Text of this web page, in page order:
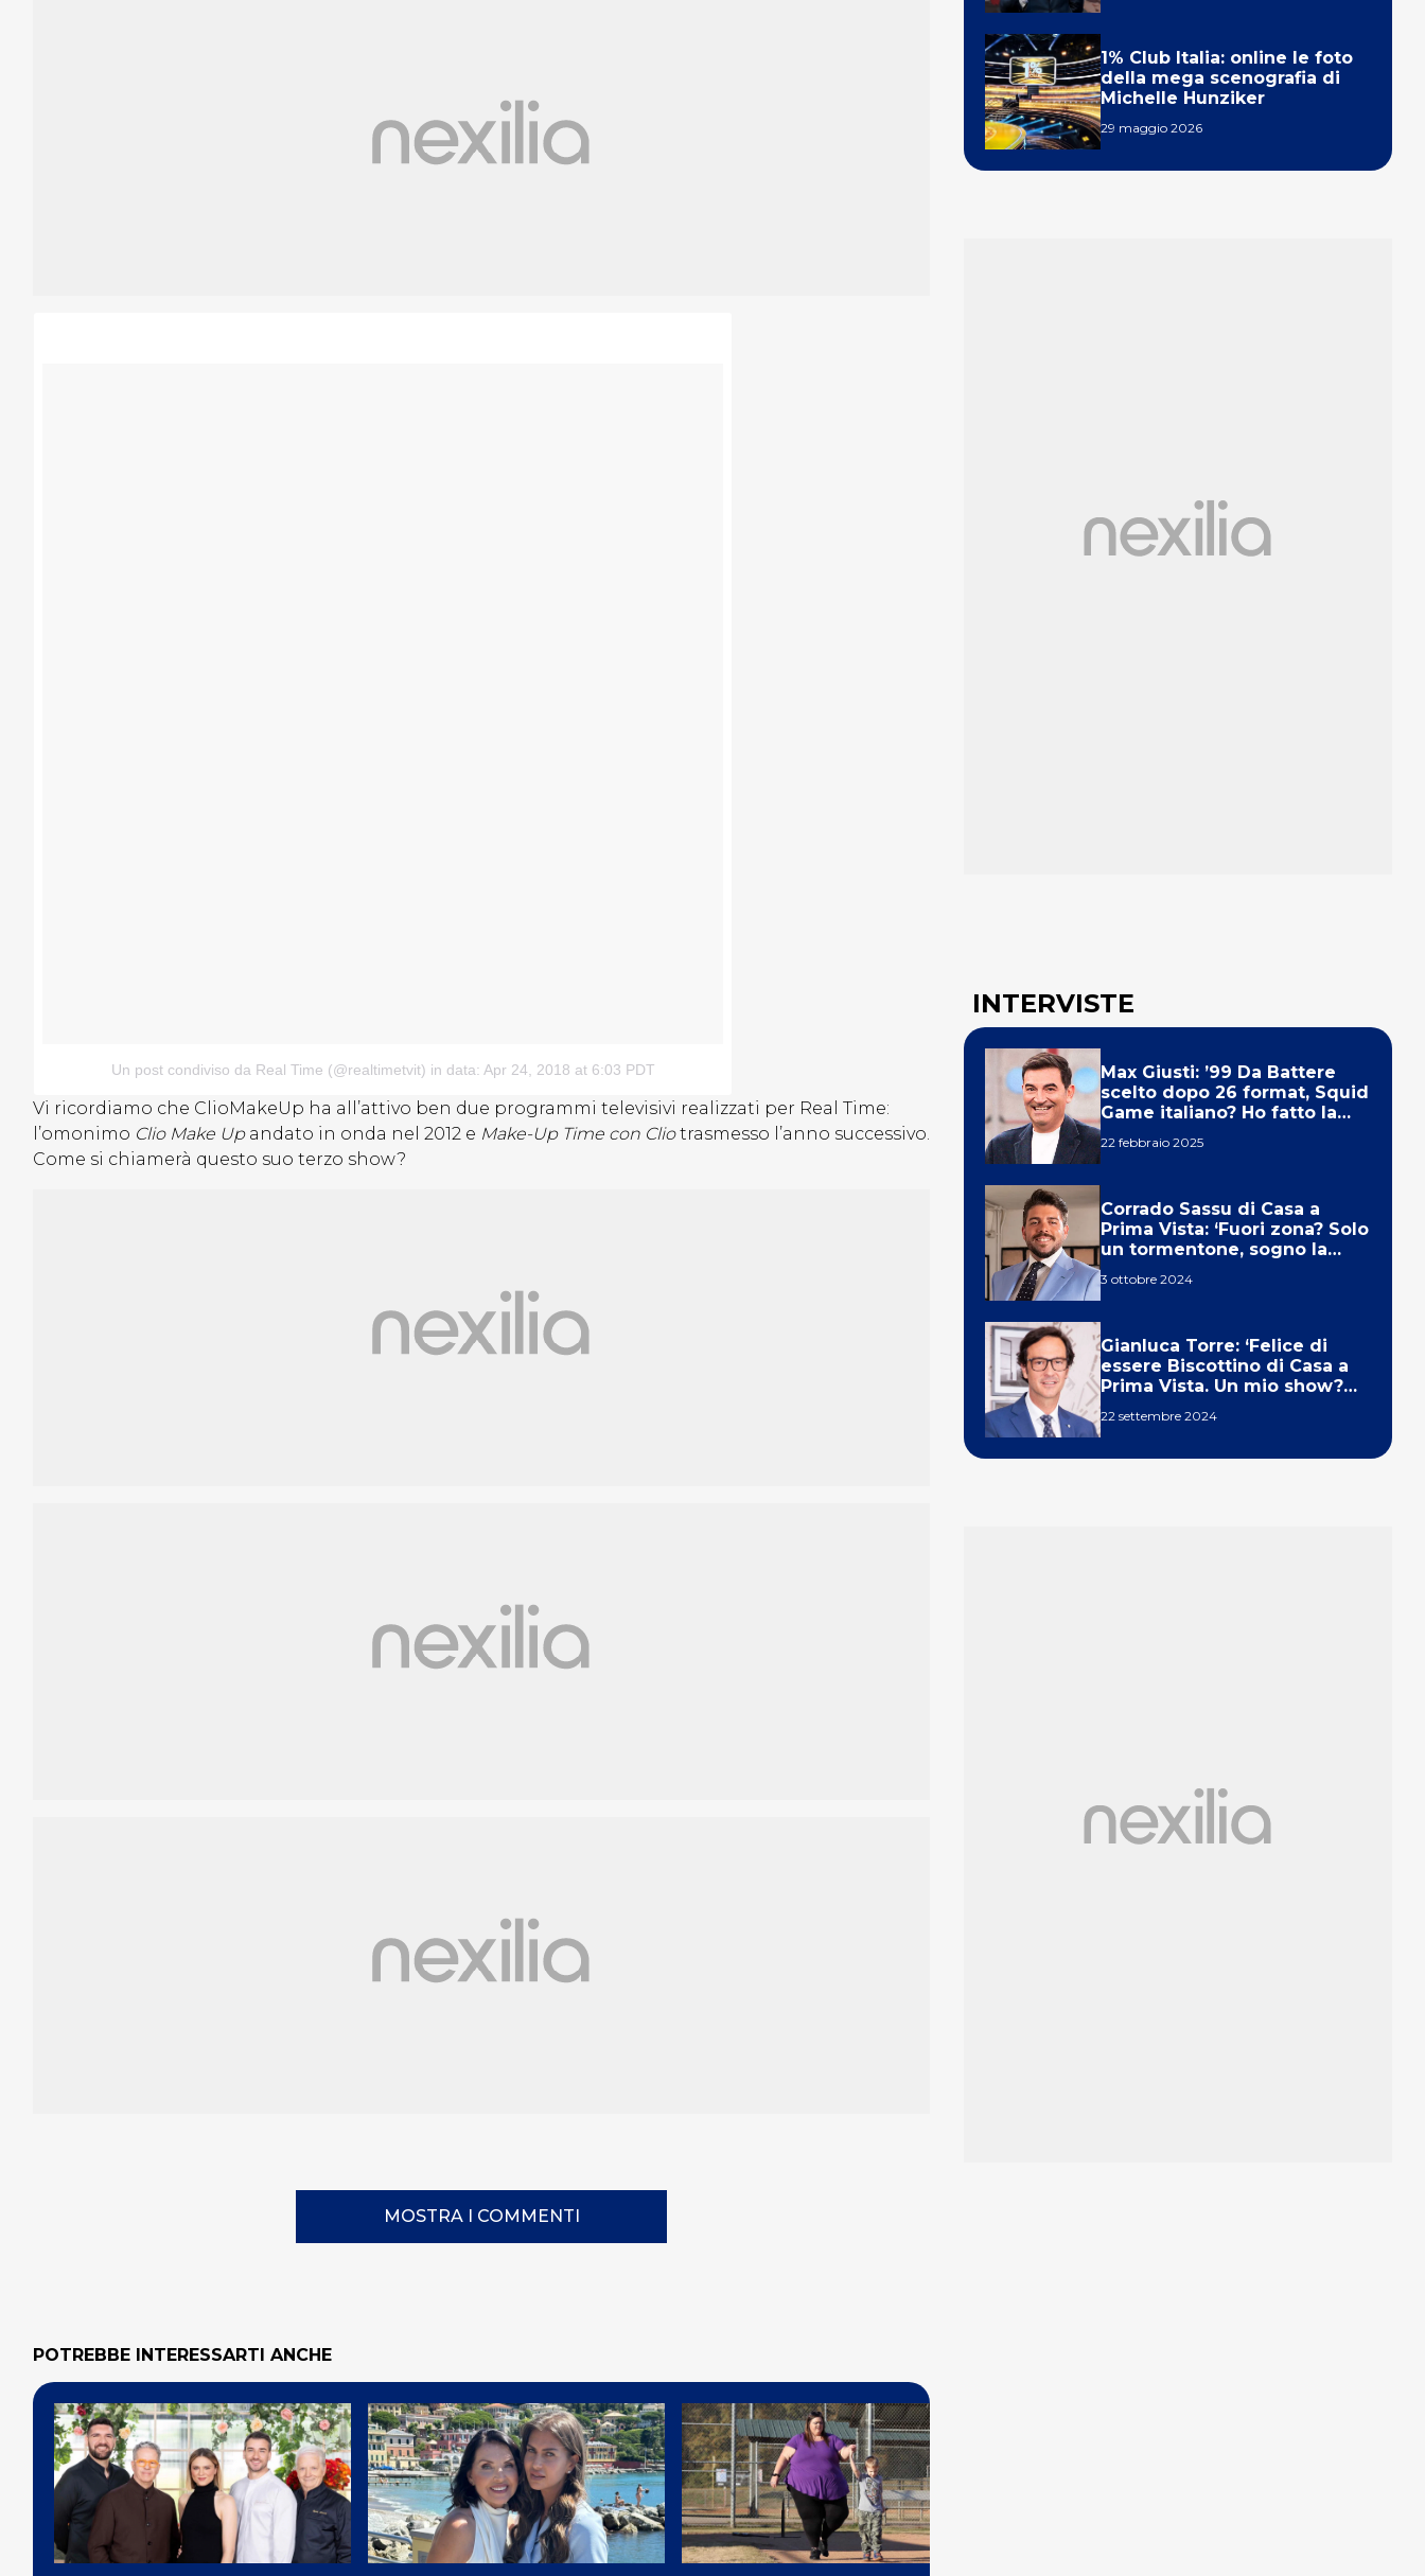
Un post condiviso da Real Time (@realtimetvit) in data: Apr 24, 2018 at 6:03 PDT
Vi ricordiamo che ClioMakeUp ha all’attivo ben due programmi televisivi realizzati per Real Time:
l’omonimo Clio Make Upandato in onda nel 2012 e Make-Up Time con Cliotrasmesso l’anno successivo.
Come si chiamerà questo suo terzo show?
MOSTRA I COMMENTI
POTREBBE INTERESSARTI ANCHE
1% Club Italia: online le foto
della mega scenografia di
Michelle Hunziker
29 maggio 2026
INTERVISTE
Max Giusti: ’99 Da Battere
scelto dopo 26 format, Squid
Game italiano? Ho fatto la
22 febbraio 2025
Corrado Sassu di Casa a
Prima Vista: ‘Fuori zona? Solo
un tormentone, sogno la
3 ottobre 2024
Gianluca Torre: ‘Felice di
essere Biscottino di Casa a
Prima Vista. Un mio show?
22 settembre 2024